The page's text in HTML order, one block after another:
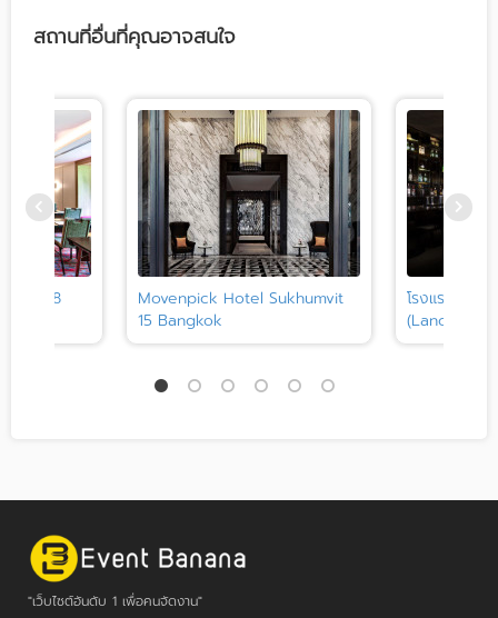
สถานที่อื่นที่คุณอาจสนใจ
Soi 18
Movenpick Hotel Sukhumvit
15 Bangkok
โรงแรมแลง
(Lancaster
"เว็บไซต์อันดับ 1 เพื่อคนจัดงาน"